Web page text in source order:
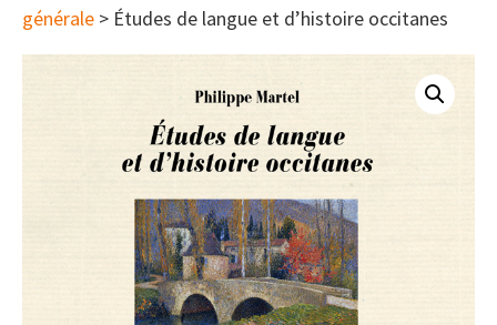
générale > Études de langue et d’histoire occitanes